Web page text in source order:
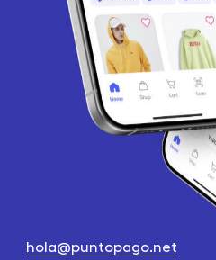
hola@puntopago.net